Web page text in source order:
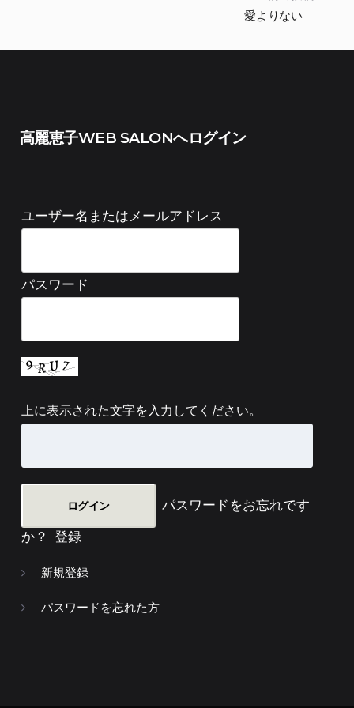
愛よりない
高麗恵子WEB SALONへログイン
ユーザー名またはメールアドレス
パスワード
上に表示された文字を入力してください。
パスワードをお忘れです
か？ 登録
新規登録
パスワードを忘れた方